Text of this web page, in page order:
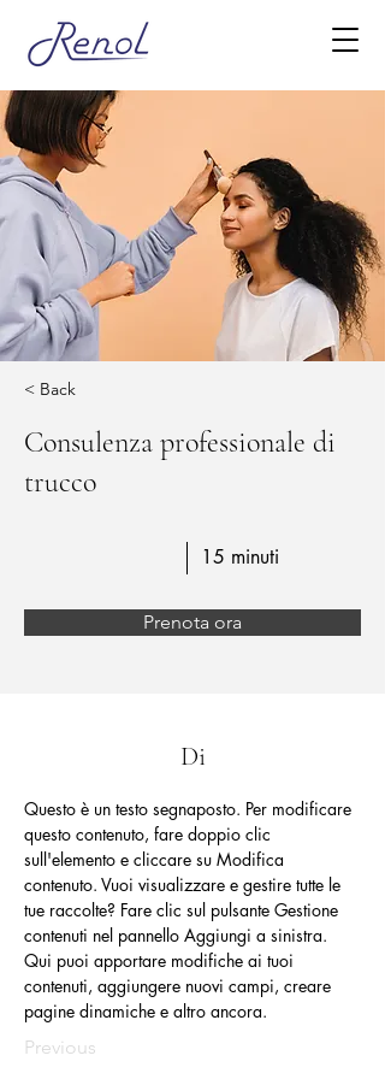
< Back
Consulenza professionale di
trucco
15 minuti
Prenota ora
Di
Questo è un testo segnaposto. Per modificare
questo contenuto, fare doppio clic
sull'elemento e cliccare su Modifica
contenuto. Vuoi visualizzare e gestire tutte le
tue raccolte? Fare clic sul pulsante Gestione
contenuti nel pannello Aggiungi a sinistra.
Qui puoi apportare modifiche ai tuoi
contenuti, aggiungere nuovi campi, creare
pagine dinamiche e altro ancora.
Previous